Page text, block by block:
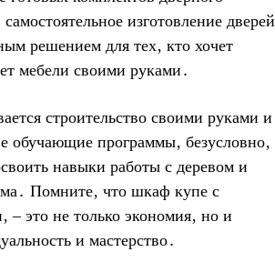
изготовление дверей
решением для тех‚ кто хочет
мебели своими руками․
строительство своими руками и
обучающие программы‚ безусловно‚
навыки работы с деревом и
Помните‚ что шкаф купе с
– это не только экономия‚ но и
и мастерство․